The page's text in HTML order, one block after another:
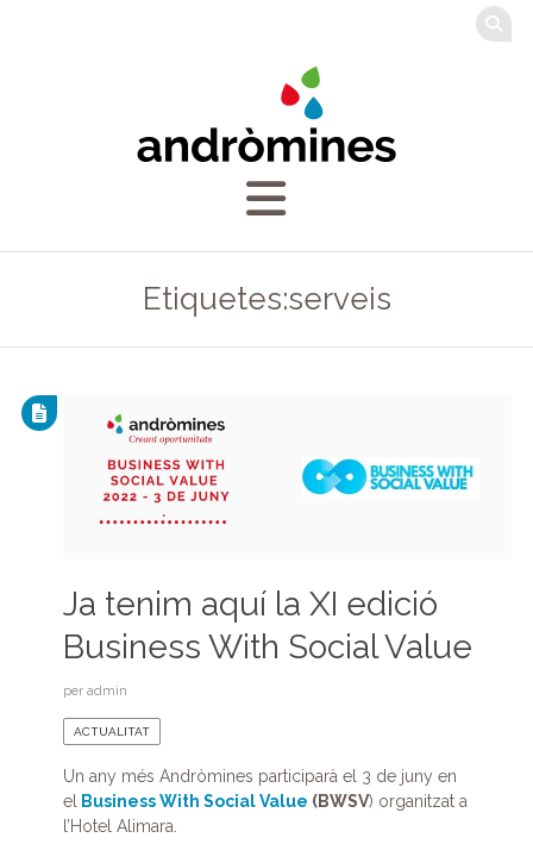
Etiquetes:serveis
Ja tenim aquí la XI edició
Business With Social Value
per admin
ACTUALITAT
Un any més Andròmines participarà el 3 de juny en
el BusinessWith SocialValue (BWSV) organitzat a
l’Hotel Alimara.